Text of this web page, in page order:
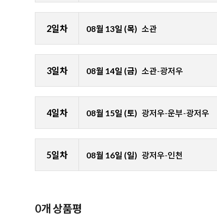
12:05광동성 광저우 新白云공항 도착/가이드미팅
점심공양
광동성 소관 昭關Shaoguan으로 이동 [2.5시간]
중식 : 현지식, 석식 : 현지식
숙박시설은 현재 미정입니다.
2일차 08월 13일 (목) 소관
운문사 순례
중국 선종, 운문종의 발원지
육조스님의 법맥을 이은 운문문언선사의 운문선사탑,
3일차 08월 14일 (금) 소관-광저우
남화선사 진신육상참배
육조스님의 홍법도량, 대웅전,영조탑, 탁석천, 진신
4일차 08월 15일 (토) 광저우-운부-광저우
국은사 순례
점심공양 후 광주로 귀환
5일차 08월 16일 (일) 광저우-인천
17:15인천공항 도착
0개 상품평